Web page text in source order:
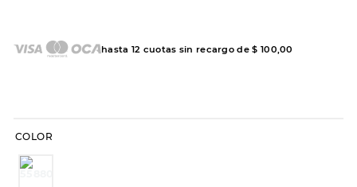
hasta 12 cuotas sin recargo de$ 100 ,00
COLOR